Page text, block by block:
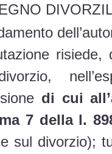
risiede,
di cui
7 della l.
sul divorzio);